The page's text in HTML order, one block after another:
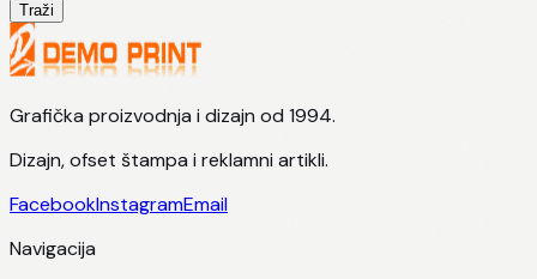
Traži
Grafička proizvodnja i dizajn od 1994.
Dizajn, ofset štampa i reklamni artikli.
FacebookInstagramEmail
Navigacija